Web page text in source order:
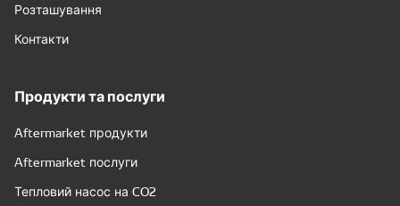
Розташування
Контакти
Продукти та послуги
Aftermarket продукти
Aftermarket послуги
Тепловий насос на CO2